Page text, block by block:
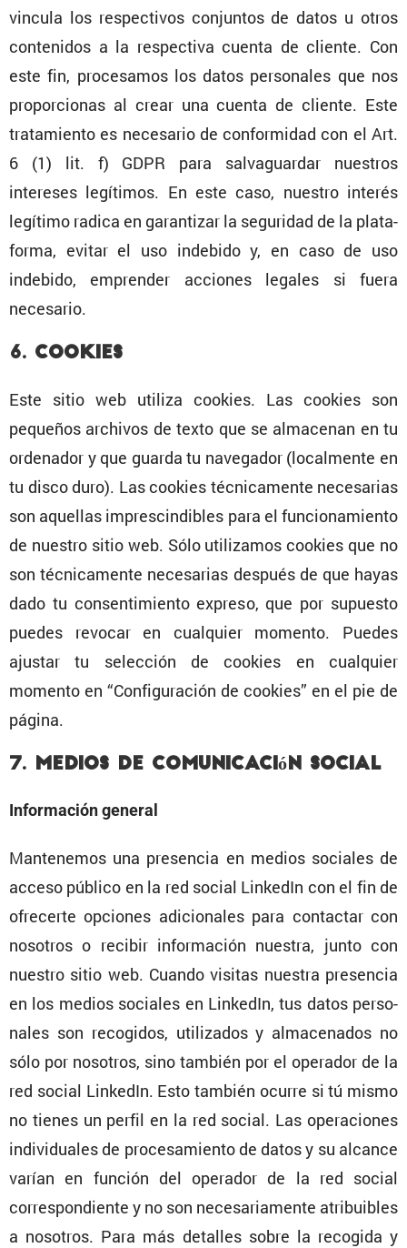
vincula los respec­tivos conjuntos de datos u otros
conte­nidos a la respec­tiva cuenta de cliente. Con
este fin, proce­samos los datos perso­nales que nos
propor­cionas al crear una cuenta de cliente. Este
trata­miento es necesario de confor­midad con el Art.
6 (1) lit. f) GDPR para salva­guardar nuestros
intereses legítimos. En este caso, nuestro interés
legítimo radica en garan­tizar la seguridad de la plata­
forma, evitar el uso indebido y, en caso de uso
indebido, emprender acciones legales si fuera
necesario.
6. Cookies
Este sitio web utiliza cookies. Las cookies son
pequeños archivos de texto que se almacenan en tu
ordenador y que guarda tu navegador (local­mente en
tu disco duro). Las cookies técni­ca­mente necesa­rias
son aquellas impres­cin­di­bles para el funcio­na­miento
de nuestro sitio web. Sólo utili­zamos cookies que no
son técni­ca­mente necesa­rias después de que hayas
dado tu consen­ti­miento expreso, que por supuesto
puedes revocar en cualquier momento. Puedes
ajustar tu selec­ción de cookies en cualquier
momento en “Confi­gu­ra­ción de cookies” en el pie de
página.
7. Medios de comuni­ca­ción social
Infor­ma­ción general
Mante­nemos una presencia en medios sociales de
acceso público en la red social LinkedIn con el fin de
ofrecerte opciones adicio­nales para contactar con
nosotros o recibir infor­ma­ción nuestra, junto con
nuestro sitio web. Cuando visitas nuestra presencia
en los medios sociales en LinkedIn, tus datos perso­
nales son recogidos, utili­zados y almace­nados no
sólo por nosotros, sino también por el operador de la
red social LinkedIn. Esto también ocurre si tú mismo
no tienes un perfil en la red social. Las opera­ciones
indivi­duales de proce­sa­miento de datos y su alcance
varían en función del operador de la red social
corres­pon­diente y no son necesa­ria­mente atribui­bles
a nosotros. Para más detalles sobre la recogida y